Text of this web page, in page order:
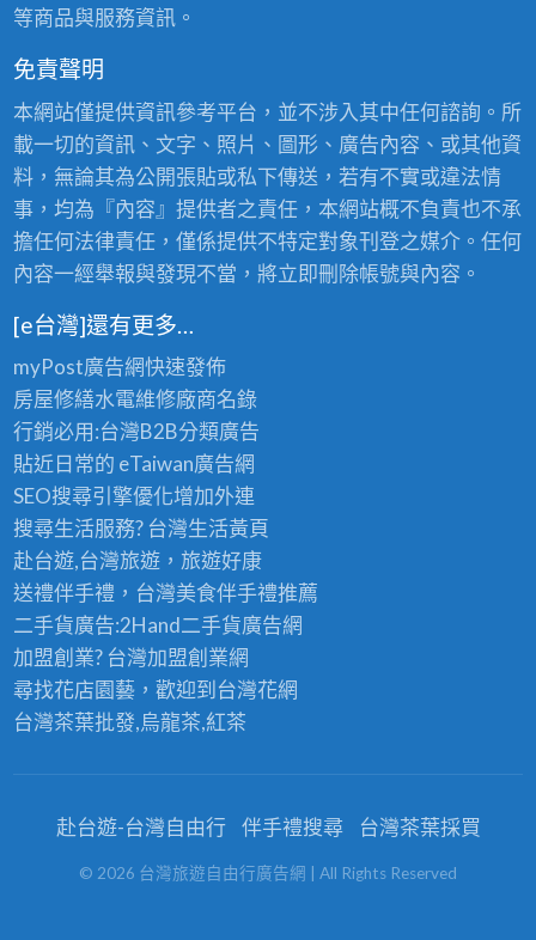
等商品與服務資訊。
免責聲明
本網站僅提供資訊參考平台，並不涉入其中任何諮詢。所
載一切的資訊、文字、照片、圖形、廣告內容、或其他資
料，無論其為公開張貼或私下傳送，若有不實或違法情
事，均為『內容』提供者之責任，本網站概不負責也不承
擔任何法律責任，僅係提供不特定對象刊登之媒介。任何
內容一經舉報與發現不當，將立即刪除帳號與內容。
[e台灣]還有更多…
myPost廣告網快速發佈
房屋修繕水電維修廠商名錄
行銷必用:台灣B2B分類廣告
貼近日常的 eTaiwan廣告網
SEO搜尋引擎優化增加外連
搜尋生活服務? 台灣生活黃頁
赴台遊,台灣旅遊，旅遊好康
送禮伴手禮，台灣美食伴手禮推薦
二手貨廣告:2Hand二手貨廣告網
加盟創業? 台灣加盟創業網
尋找花店園藝，歡迎到 台灣花網
台灣茶葉批發,烏龍茶,紅茶
赴台遊-台灣自由行 伴手禮搜尋 台灣茶葉採買
© 2026 台灣旅遊自由行廣告網 | All Rights Reserved